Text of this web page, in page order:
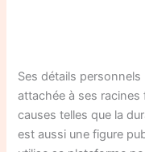
Ses détails
attachée à ses
causes telles que la
est aussi une figure